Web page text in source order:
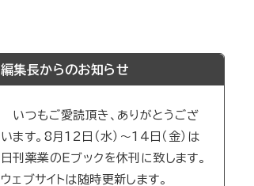
編集長からのお知らせ
いつもご愛読頂き、ありがとうござ
います。8月12日（水）～14日（金）は
日刊薬業のEブックを休刊に致します。
ウェブサイトは随時更新します。